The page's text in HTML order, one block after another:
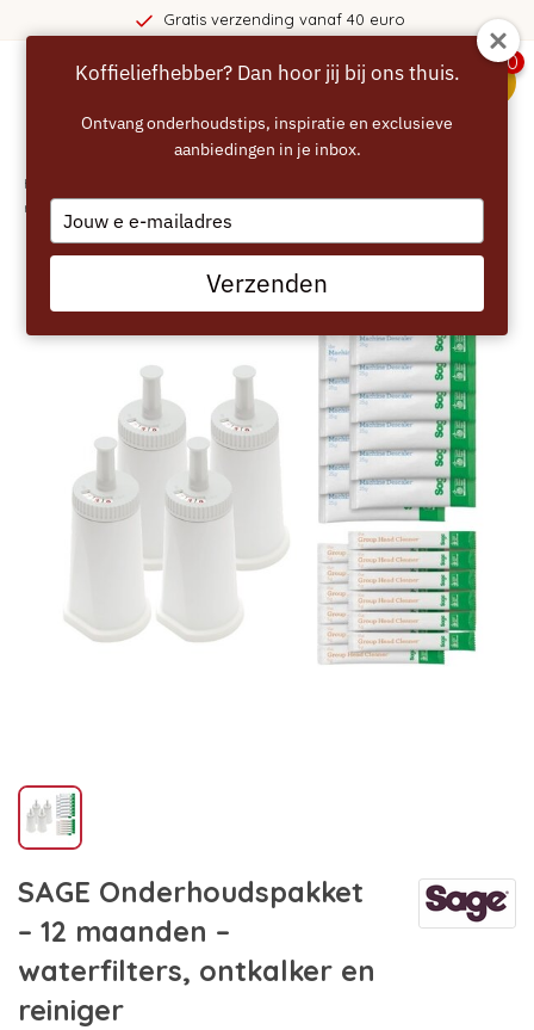
Gratis verzending vanaf 40 euro
0
Home
reiniger
SAGE Onderhoudspakket
– 12 maanden –
waterfilters, ontkalker en
reiniger
Koffieliefhebber? Dan hoor jij bij ons thuis.
Ontvang onderhoudstips, inspiratie en exclusieve
aanbiedingen in je inbox.
Type
your
email
Verzenden